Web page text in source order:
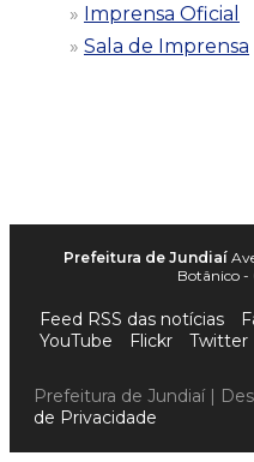
Imprensa Oficial
Sala de Imprensa
Prefeitura de Jundiaí
Botânico -
Feed RSS das notícias
YouTube
Flickr Twitter
Prefeitura de Jundiaí |
de Privacidade